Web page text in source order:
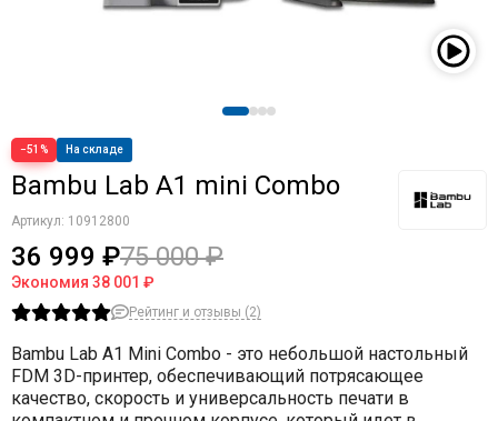
−51% На складе
Bambu Lab A1 mini Combo
Артикул: 10912800
36 999 ₽75 000 ₽
Экономия 38 001 ₽
Рейтинг и отзывы (2)
Bambu Lab A1 Mini Combo - это небольшой настольный
FDM 3D-принтер, обеспечивающий потрясающее
качество, скорость и универсальность печати в